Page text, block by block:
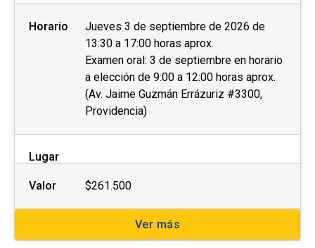
Horario
Jueves 3 de septiembre de 2026 de
13:30 a 17:00 horas aprox.
Examen oral: 3 de septiembre en horario
a elección de 9:00 a 12:00 horas aprox.
(Av. Jaime Guzmán Errázuriz #3300,
Providencia)
Lugar
Valor $261.500
Ver más